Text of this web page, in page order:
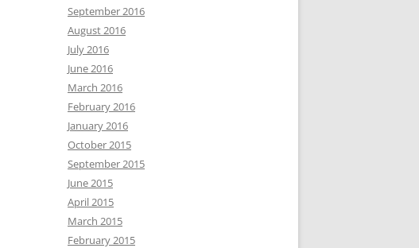
September 2016
August 2016
July 2016
June 2016
March 2016
February 2016
January 2016
October 2015
September 2015
June 2015
April 2015
March 2015
February 2015